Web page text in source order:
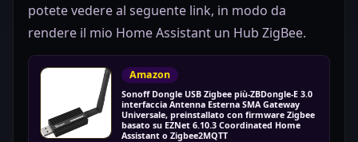
potete vedere al seguente link, in modo da
rendere il mio Home Assistant un Hub ZigBee.
Amazon
Sonoff Dongle USB Zigbee più-ZBDongle-E 3.0
interfaccia Antenna Esterna SMA Gateway
Universale, preinstallato con firmware Zigbee
basato su EZNet 6.10.3 Coordinated Home
Assistant o Zigbee2MQTT